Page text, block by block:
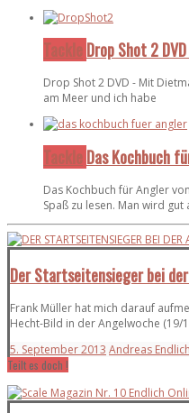
TackleDrop Shot 2
Drop Shot 2 DVD - Mit
am Meer und ich habe
TackleDas Kochbuch
Das Kochbuch für Angler
Spaß zu lesen. Man wird gut
Der Startseitensieger bei
Frank Müller hat mich darauf
Hecht-Bild in der Angelwoche (19/
5. September 2013 Andreas Endlich
Teilt es doch !